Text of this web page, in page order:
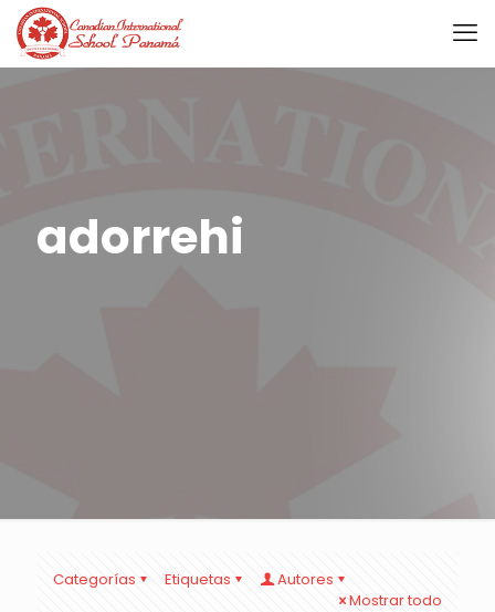
adorrehi
Categorías Etiquetas
Autores
Mostrar todo